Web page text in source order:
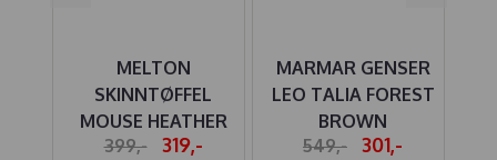
MELTON
SKINNTØFFEL
MOUSE HEATHER
MAUVE
399,-
319,-
MARMAR GENSER
LEO TALIA FOREST
BROWN
549,-
301,-